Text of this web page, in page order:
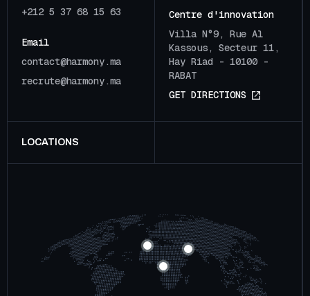
+212 5 37 68 15 63
Email
contact@harmony.ma
recrute@harmony.ma
Centre d'innovation
Villa N°9, Rue Al
Kassous, Secteur 11,
Hay Riad - 10100 -
RABAT
GET DIRECTIONS
LOCATIONS